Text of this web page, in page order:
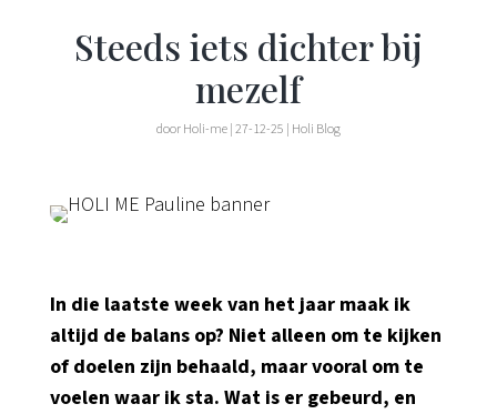
Steeds iets dichter bij
mezelf
doorHoli-me|27-12-25 | Holi Blog
In die laatste week van het jaar maak ik
altijd de balans op? Niet alleen om te kijken
of doelen zijn behaald, maar vooral om te
voelen waar ik sta. Wat is er gebeurd, en